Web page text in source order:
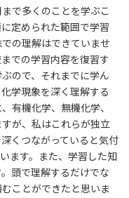
で多くのことを学ぶこ
定められた範囲で学習
の理解はできていませ
での学習内容を復習す
ので、それまでに学ん
学現象を深く理解する
有機化学、無機化学、
が、私はこれらが独立
くつながっていると気付
ます。また、学習した知
頭で理解するだけでな
ことができたと思いま